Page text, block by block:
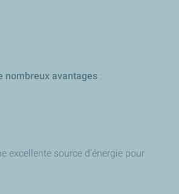
nombreux avantages :
excellente source d’énergie pour